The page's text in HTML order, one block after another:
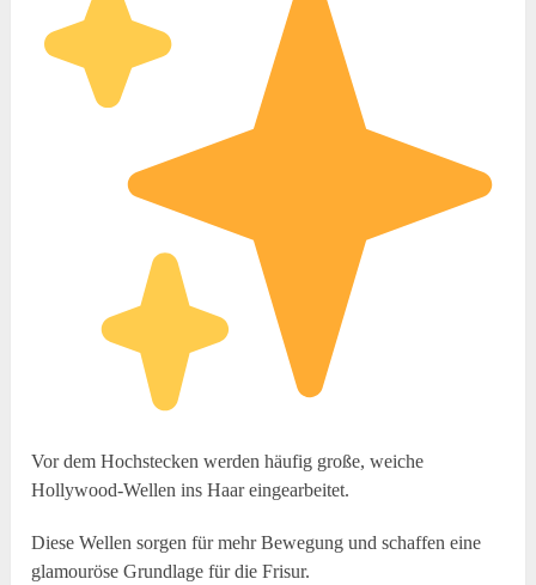
Vor dem Hochstecken werden häufig große, weiche
Hollywood-Wellen ins Haar eingearbeitet.
Diese Wellen sorgen für mehr Bewegung und schaffen eine
glamouröse Grundlage für die Frisur.